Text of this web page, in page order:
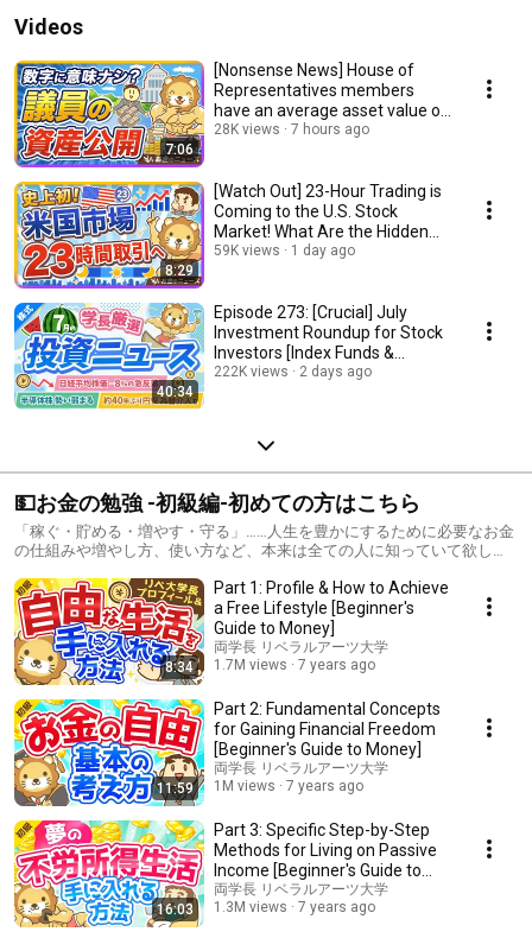
Videos
7:06
[Nonsense News] House of
Representatives members
have an average asset value of
32.78 million yen...
28K views 7 hours ago
8:29
[Watch Out] 23-Hour Trading is
Coming to the U.S. Stock
Market! What Are the Hidden
Pitfalls? [Li...
59K views 1 day ago
40:34
Episode 273: [Crucial] July
Investment Roundup for Stock
Investors [Index Funds &
Dividend Stocks...
222K views 2 days ago
💵お金の勉強 -初級編-初めての方はこちら
「稼ぐ・貯める・増やす・守る」……人生を豊かにするために必要なお金
の仕組みや増やし方、使い方など、本来は全ての人に知っていて欲し
8:34
Part 1: Profile & How to Achieve
a Free Lifestyle [Beginner's
Guide to Money]
両学長 リベラルアーツ大学
1.7M views
7 years ago
11:59
Part 2: Fundamental Concepts
for Gaining Financial Freedom
[Beginner's Guide to Money]
両学長 リベラルアーツ大学
1M views
7 years ago
16:03
Part 3: Specific Step-by-Step
Methods for Living on Passive
Income [Beginner's Guide to
Money]
両学長 リベラルアーツ大学
1.3M views
7 years ago